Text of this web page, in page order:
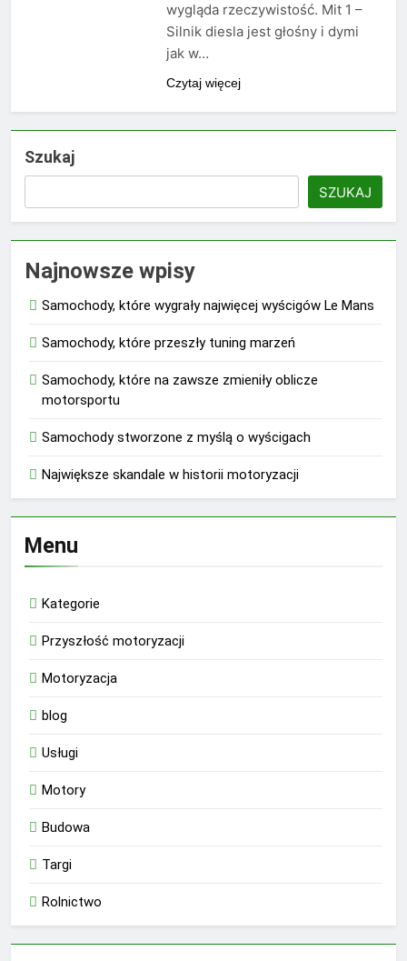
wygląda rzeczywistość. Mit 1 –
Silnik diesla jest głośny i dymi
jak w…
Czytaj więcej
Szukaj
SZUKAJ
Najnowsze wpisy
Samochody, które wygrały najwięcej wyścigów Le Mans
Samochody, które przeszły tuning marzeń
Samochody, które na zawsze zmieniły oblicze
motorsportu
Samochody stworzone z myślą o wyścigach
Największe skandale w historii motoryzacji
Menu
Kategorie
Przyszłość motoryzacji
Motoryzacja
blog
Usługi
Motory
Budowa
Targi
Rolnictwo